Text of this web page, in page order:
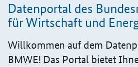
Datenportal des
für Wirtschaft und
Willkommen auf dem
BMWE! Das Portal bietet